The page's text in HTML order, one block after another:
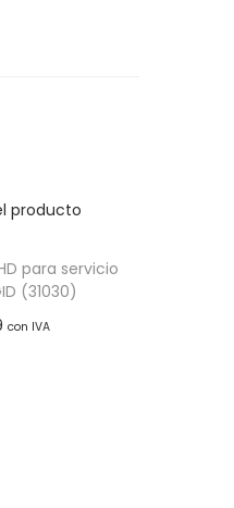
para servicio
(31030)
con IVA